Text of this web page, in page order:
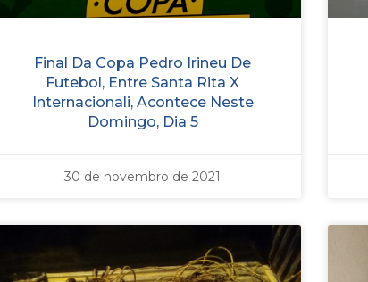
Final Da Copa Pedro Irineu De
Futebol, Entre Santa Rita X
Internacionali, Acontece Neste
Domingo, Dia 5
30 de novembro de 2021